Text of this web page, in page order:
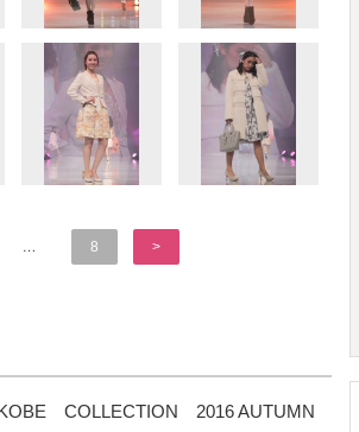
… 8 >
KOBE COLLECTION 2016 AUTUMN